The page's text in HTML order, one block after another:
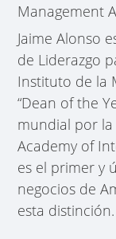
Management
Jaime Alonso
de Liderazgo
Instituto de la
“Dean of the
mundial por
Academy of
es el primer y
negocios de
esta distinción.